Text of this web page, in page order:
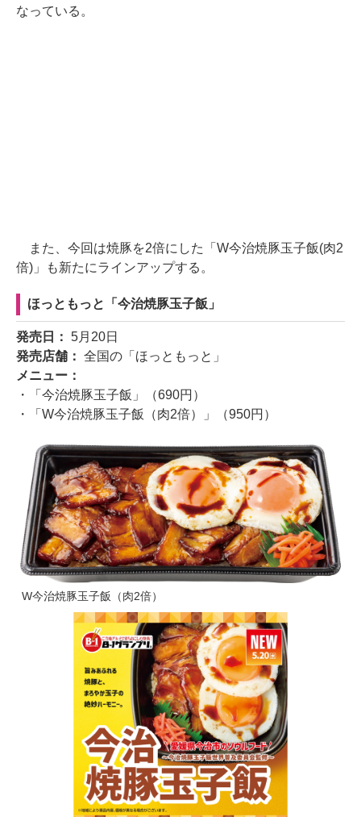
なっている。
また、今回は焼豚を2倍にした「W今治焼豚玉子飯(肉2
倍)」も新たにラインアップする。
ほっともっと「今治焼豚玉子飯」
発売日： 5月20日
発売店舗： 全国の「ほっともっと」
メニュー：
・「今治焼豚玉子飯」（690円）
・「W今治焼豚玉子飯（肉2倍）」（950円）
W今治焼豚玉子飯（肉2倍）